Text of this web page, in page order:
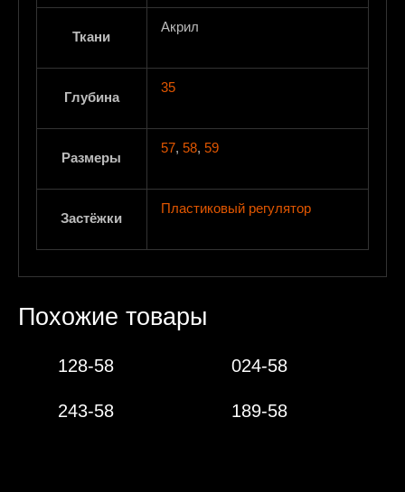
Ткани
Акрил
Глубина
35
Размеры
57, 58, 59
Застёжки
Пластиковый регулятор
Похожие товары
128-58 024-58
243-58 189-58